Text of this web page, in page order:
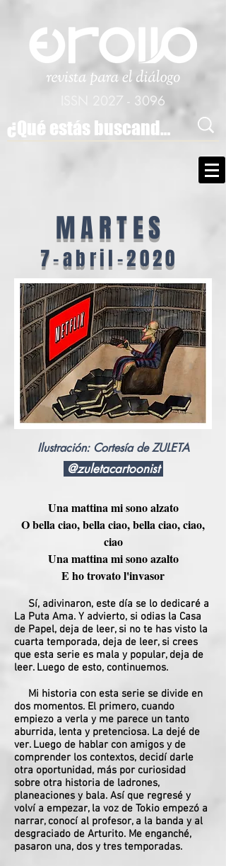
2027 - 3096
MARTES
7-abril-2020
Ilustración: Cortesía de ZULETA
@zuletacartoonist
Una mattina mi sono alzato
O bella ciao, bella ciao, bella ciao, ciao,
ciao
Una mattina mi sono azalto
E ho trovato l'invasor
Sí, adivinaron, este día se lo dedicaré a
La Puta Ama. Y advierto, si odias la Casa
de Papel, deja de leer, si no te has visto la
cuarta temporada, deja de leer, si crees
que esta serie es mala y popular, deja de
leer. Luego de esto, continuemos.
Mi historia con esta serie se divide en
dos momentos. El primero, cuando
empiezo a verla y me parece un tanto
aburrida, lenta y pretenciosa. La dejé de
ver. Luego de hablar con amigos y de
comprender los contextos, decidí darle
otra oportunidad, más por curiosidad
sobre otra historia de ladrones,
planeaciones y bala. Así que regresé y
volví a empezar, la voz de Tokio empezó a
narrar, conocí al profesor, a la banda y al
desgraciado de Arturito. Me enganché,
pasaron una, dos y tres temporadas.